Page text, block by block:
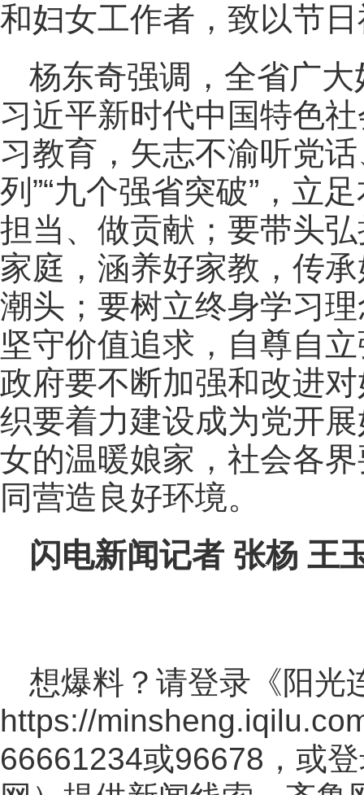
和妇女工作者，致以节
杨东奇强调，全省广
习近平新时代中国特色
习教育，矢志不渝听党
列”“九个强省突破”，立
担当、做贡献；要带头
家庭，涵养好家教，传
潮头；要树立终身学习
坚守价值追求，自尊自
政府要不断加强和改进
织要着力建设成为党开
女的温暖娘家，社会各
同营造良好环境。
闪电新闻记者 张杨 王
想爆料？请登录《阳光
https://
66661234或96678，或